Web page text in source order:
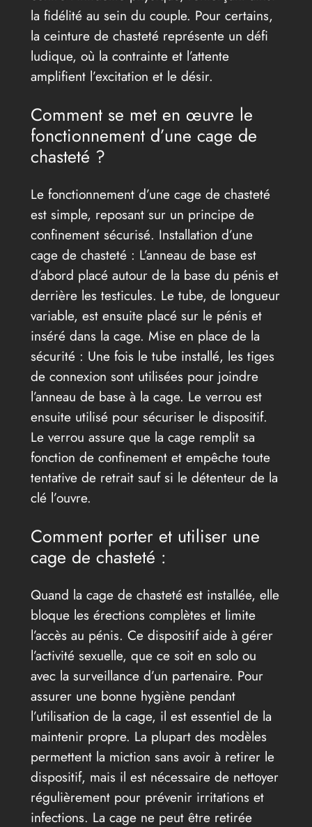
la fidélité au sein du couple. Pour certains,
la ceinture de chasteté représente un défi
ludique, où la contrainte et l’attente
amplifient l’excitation et le désir.
Comment se met en œuvre le
fonctionnement d’une cage de
chasteté ?
Le fonctionnement d’une cage de chasteté
est simple, reposant sur un principe de
confinement sécurisé. Installation d’une
cage de chasteté : L’anneau de base est
d’abord placé autour de la base du pénis et
derrière les testicules. Le tube, de longueur
variable, est ensuite placé sur le pénis et
inséré dans la cage. Mise en place de la
sécurité : Une fois le tube installé, les tiges
de connexion sont utilisées pour joindre
l’anneau de base à la cage. Le verrou est
ensuite utilisé pour sécuriser le dispositif.
Le verrou assure que la cage remplit sa
fonction de confinement et empêche toute
tentative de retrait sauf si le détenteur de la
clé l’ouvre.
Comment porter et utiliser une
cage de chasteté :
Quand la cage de chasteté est installée, elle
bloque les érections complètes et limite
l’accès au pénis. Ce dispositif aide à gérer
l’activité sexuelle, que ce soit en solo ou
avec la surveillance d’un partenaire. Pour
assurer une bonne hygiène pendant
l’utilisation de la cage, il est essentiel de la
maintenir propre. La plupart des modèles
permettent la miction sans avoir à retirer le
dispositif, mais il est nécessaire de nettoyer
régulièrement pour prévenir irritations et
infections. La cage ne peut être retirée